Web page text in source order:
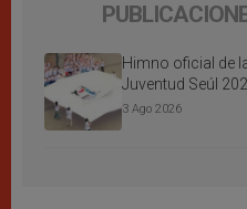
Himno oficial de
Juventud Seúl
3 Ago 2026